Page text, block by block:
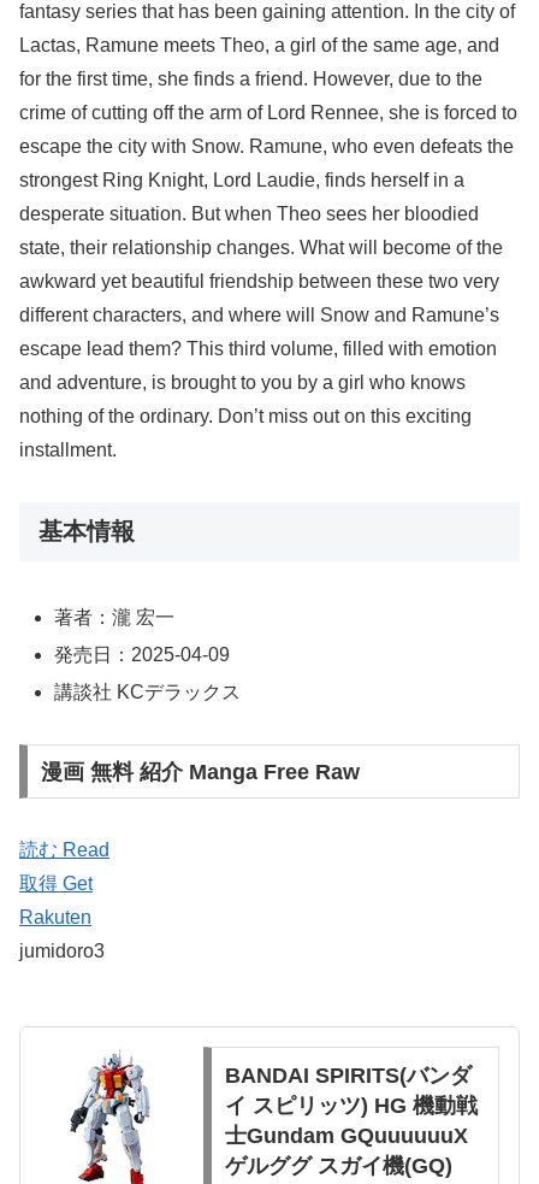
fantasy series that has been gaining attention. In the city of
Lactas, Ramune meets Theo, a girl of the same age, and
for the first time, she finds a friend. However, due to the
crime of cutting off the arm of Lord Rennee, she is forced to
escape the city with Snow. Ramune, who even defeats the
strongest Ring Knight, Lord Laudie, finds herself in a
desperate situation. But when Theo sees her bloodied
state, their relationship changes. What will become of the
awkward yet beautiful friendship between these two very
different characters, and where will Snow and Ramune’s
escape lead them? This third volume, filled with emotion
and adventure, is brought to you by a girl who knows
nothing of the ordinary. Don’t miss out on this exciting
installment.
基本情報
著者：瀧 宏一
発売日：2025-04-09
講談社 KCデラックス
漫画 無料 紹介 Manga Free Raw
読む Read
取得 Get
Rakuten
jumidoro3
BANDAI SPIRITS(バンダ
イ スピリッツ) HG 機動戦
士Gundam GQuuuuuuX
ゲルググ スガイ機(GQ)